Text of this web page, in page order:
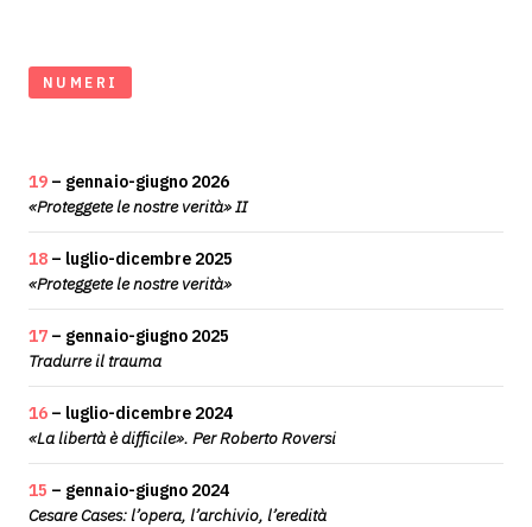
NUMERI
19 – gennaio-giugno 2026
«Proteggete le nostre verità» II
18 – luglio-dicembre 2025
«Proteggete le nostre verità»
17 – gennaio-giugno 2025
Tradurre il trauma
16 – luglio-dicembre 2024
«La libertà è difficile». Per Roberto Roversi
15 – gennaio-giugno 2024
Cesare Cases: l’opera, l’archivio, l’eredità